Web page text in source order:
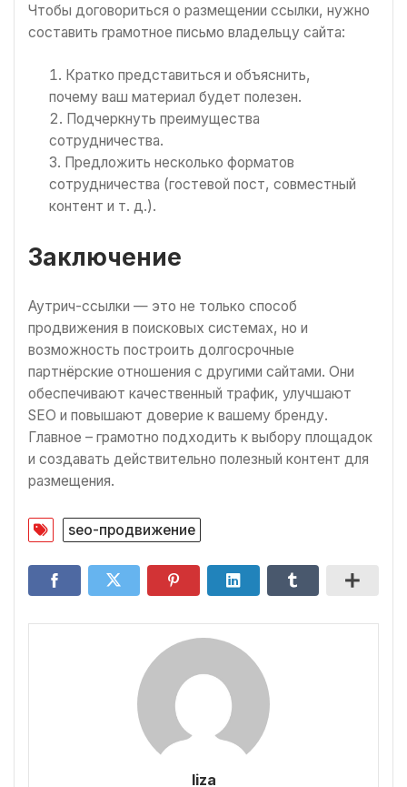
Чтобы договориться о размещении ссылки, нужно
составить грамотное письмо владельцу сайта:
Кратко представиться и объяснить,
почему ваш материал будет полезен.
Подчеркнуть преимущества
сотрудничества.
Предложить несколько форматов
сотрудничества (гостевой пост, совместный
контент и т. д.).
Заключение
Аутрич-ссылки — это не только способ
продвижения в поисковых системах, но и
возможность построить долгосрочные
партнёрские отношения с другими сайтами. Они
обеспечивают качественный трафик, улучшают
SEO и повышают доверие к вашему бренду.
Главное – грамотно подходить к выбору площадок
и создавать действительно полезный контент для
размещения.
seo-продвижение
liza